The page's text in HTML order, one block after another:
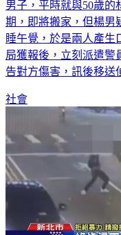
男子，平時就與50歲的
期，即將搬家，但楊男
睡午覺，於是兩人產生
局獲報後，立刻派遣警
告對方傷害，訊後移送
社會